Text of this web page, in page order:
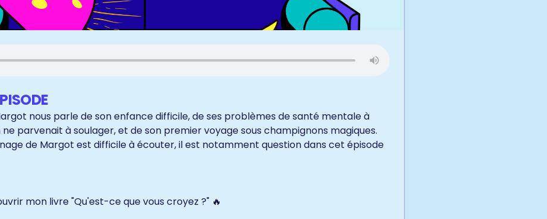
nous parle de son enfance difficile, de ses problèmes de santé mentale à
parvenait à soulager, et de son premier voyage sous champignons magiques.
de Margot est difficile à écouter, il est notamment question dans cet épisode
mon livre "Qu'est-ce que vous croyez ?" 🔥